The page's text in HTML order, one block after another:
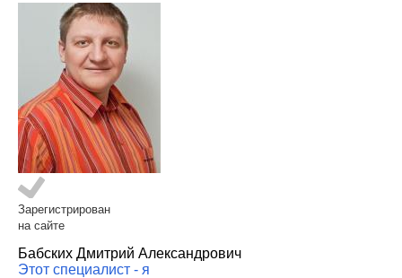
Зарегистрирован
на сайте
Бабских Дмитрий Александрович
Этот специалист - я